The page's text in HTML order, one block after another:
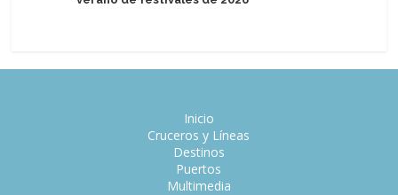
Inicio
Cruceros y Líneas
Destinos
Puertos
Multimedia